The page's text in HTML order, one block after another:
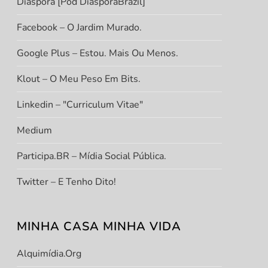
Facebook – O Jardim Murado.
Google Plus – Estou. Mais Ou Menos.
Klout – O Meu Peso Em Bits.
Linkedin – "Curriculum Vitae"
Medium
Participa.BR – Mídia Social Pública.
Twitter – E Tenho Dito!
MINHA CASA MINHA VIDA
Alquimídia.org